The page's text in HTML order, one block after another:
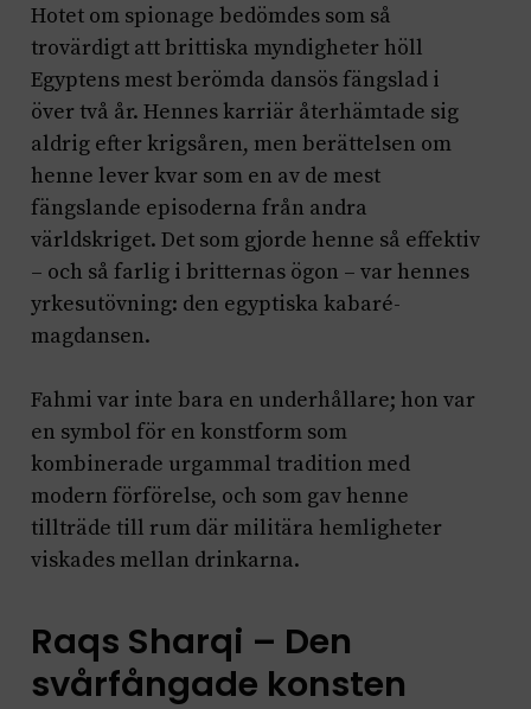
Hotet om spionage bedömdes som så
trovärdigt att brittiska myndigheter höll
Egyptens mest berömda dansös fängslad i
över två år. Hennes karriär återhämtade sig
aldrig efter krigsåren, men berättelsen om
henne lever kvar som en av de mest
fängslande episoderna från andra
världskriget. Det som gjorde henne så effektiv
– och så farlig i britternas ögon – var hennes
yrkesutövning: den egyptiska kabaré-
magdansen.
Fahmi var inte bara en underhållare; hon var
en symbol för en konstform som
kombinerade urgammal tradition med
modern förförelse, och som gav henne
tillträde till rum där militära hemligheter
viskades mellan drinkarna.
Raqs Sharqi – Den
svårfångade konsten